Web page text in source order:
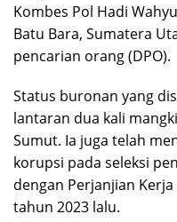
Kombes Pol Hadi
Batu Bara, Sumatera
pencarian orang (DPO).
Status buronan yang
lantaran dua kali
Sumut. Ia juga telah
korupsi pada seleksi
dengan Perjanjian
tahun 2023 lalu.